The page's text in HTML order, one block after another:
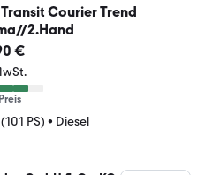
Courier Trend
2.Hand
€
PS) • Diesel